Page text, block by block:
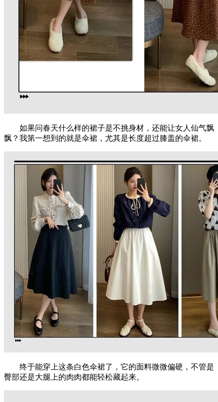
如果问春天什么样的裙子是不挑身材，还能让女人仙气飘
飘？我第一想到的就是伞裙，尤其是长度超过膝盖的伞裙。
终于能穿上这条白色伞裙了，它的面料微微偏硬，不管是
臀部还是大腿上的肉肉都能轻松藏起来。